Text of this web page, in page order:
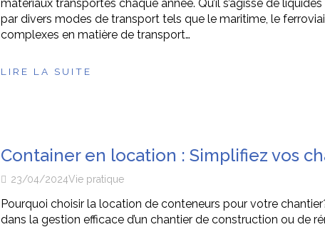
matériaux transportés chaque année. Qu’il s’agisse de
par divers modes de transport tels que le maritime, le
complexes en matière de transport…
LIRE LA SUITE
Container en location : Simplifiez vos
23/04/2024Vie pratique
Pourquoi choisir la location de conteneurs pour votre
dans la gestion efficace d’un chantier de construction ou de